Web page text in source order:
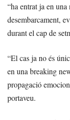
“ha entrat ja en
desembarcament,
durant el cap de
“El cas ja no és
en una breaking
propagació
portaveu.